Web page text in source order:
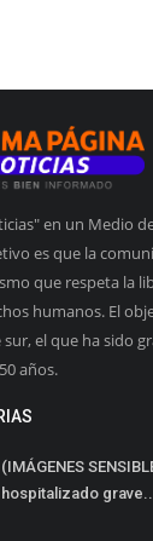
en un Medio
es que la
que respeta la
humanos. El
el que ha sido
años.
(IMÁGENES
hospitalizado